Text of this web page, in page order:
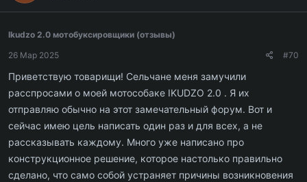
Ikudzo 2.0 мотобуксировщики (отзывы)
26 Мар 2025
#70
Приветствую товарищи! Сельчане меня замучили
расспросами о моей мотособаке IKUDZO 2.0 . Я их
отправляю обычно на этот замечательный форум. Вот и
сейчас имею цель написать один раз и для всех, а не
рассказывать каждому. Много уже написано про
конструкционное решение, которое настолько правильно
сделано, что само собой устраняет причины возникновения